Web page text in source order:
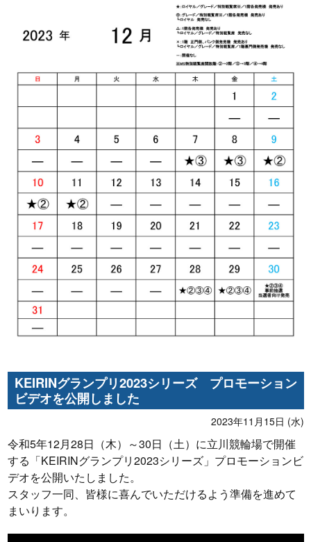
KEIRINグランプリ2023シリーズ プロモーション
ビデオを公開しました
2023年11月15日 (水)
令和5年12月28日（木）～30日（土）に立川競輪場で開催
する「KEIRINグランプリ2023シリーズ」プロモーションビ
デオを公開いたしました。
スタッフ一同、皆様に喜んでいただけるよう準備を進めて
まいります。